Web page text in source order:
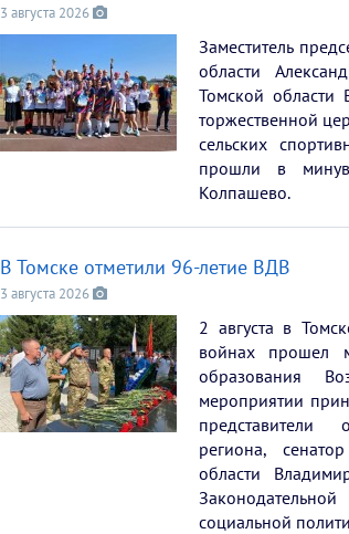
3 августа 2026
Заместитель
области
Томской
торжественной
сельских
прошли в
Колпашево.
В Томске отметили 96-летие ВДВ
3 августа 2026
2 августа в
войнах прошел
образования
мероприятии
представители
региона,
области
социальной